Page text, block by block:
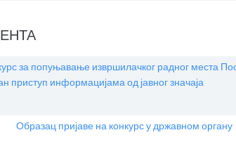
за попуњавање извршилачког радног места
приступ информацијама од јавног значаја
Образац пријаве на конкурс у државном органу